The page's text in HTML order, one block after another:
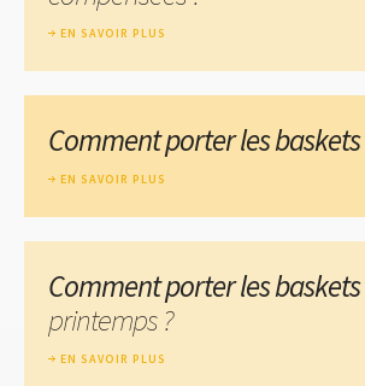
EN SAVOIR PLUS
Comment porter les baskets
EN SAVOIR PLUS
Comment porter les baskets
printemps ?
EN SAVOIR PLUS